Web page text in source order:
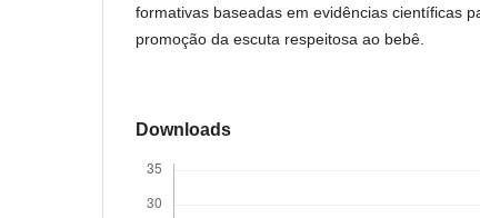
formativas baseadas em evidências científicas
promoção da escuta respeitosa ao bebê.
Downloads